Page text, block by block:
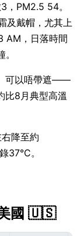
，PM2.5 54。
及戴帽，尤其上
AM，日落時間
可以唔帶遮——
8月典型高溫
降至約
37°C。
美國 🇺🇸